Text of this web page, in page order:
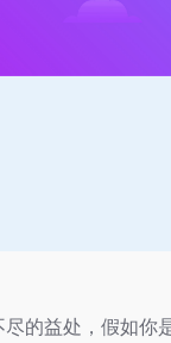
的益处，假如你